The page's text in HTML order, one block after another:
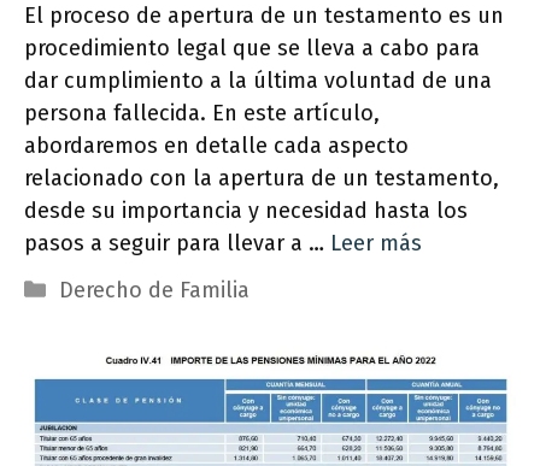
El proceso de apertura de un testamento es un
procedimiento legal que se lleva a cabo para
dar cumplimiento a la última voluntad de una
persona fallecida. En este artículo,
abordaremos en detalle cada aspecto
relacionado con la apertura de un testamento,
desde su importancia y necesidad hasta los
pasos a seguir para llevar a … Leer más
Categorías
Derecho de Familia